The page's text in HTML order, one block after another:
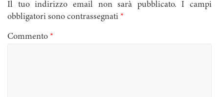
Il tuo indirizzo email non sarà pubblicato.
I campi
obbligatori sono contrassegnati *
Commento *